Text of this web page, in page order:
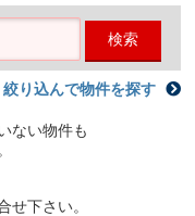
検索
絞り込んで物件を探す
ない物件も
せ下さい。